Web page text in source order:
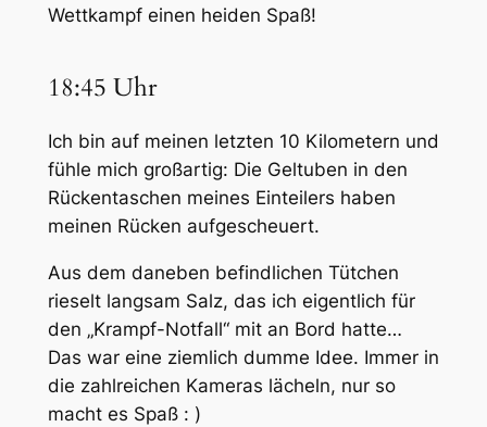
Wettkampf einen heiden Spaß!
18:45 Uhr
Ich bin auf meinen letzten 10 Kilometern und
fühle mich großartig: Die Geltuben in den
Rückentaschen meines Einteilers haben
meinen Rücken aufgescheuert.
Aus dem daneben befindlichen Tütchen
rieselt langsam Salz, das ich eigentlich für
den „Krampf-Notfall“ mit an Bord hatte…
Das war eine ziemlich dumme Idee. Immer in
die zahlreichen Kameras lächeln, nur so
macht es Spaß : )